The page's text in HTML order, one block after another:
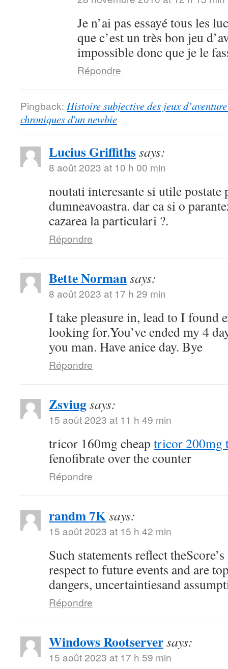
Je n’ai pas essayé tous les
que c’est un très bon jeu
impossible donc que je le
Répondre
Pingback: Histoire subjective des jeux
chroniques d'un newbie
Lucius Griffithssays:
8 août 2023 at 10 h 00 min
noutati interesante si utile postate
dumneavoastra. dar ca si o
cazarea la particulari ?.
Répondre
Bette Normansays:
8 août 2023 at 17 h 29 min
I take pleasure in, lead to I found
looking for.You’ve ended my 4
you man. Have anice day. Bye
Répondre
Zsviugsays:
15 août 2023 at 11 h 49 min
tricor 160mg cheap tricor 200mg
fenofibrate over the counter
Répondre
randm 7Ksays:
15 août 2023 at 15 h 42 min
Such statements reflect
respect to future events and are
dangers, uncertaintiesand
Répondre
Windows Rootserversays:
15 août 2023 at 17 h 59 min